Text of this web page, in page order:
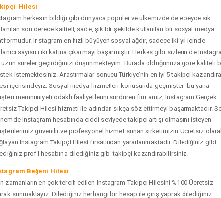
Hilesi
herkesin bildiği gibi dünyaca popüler ve ülkemizde de epeyce sık
son derece kaliteli, sade, şık bir şekilde kullanılan bir sosyal medya
Instagram en hızlı büyüyen sosyal ağdır, sadece iki yıl içinde
sayısını iki katına çıkarmayı başarmıştır. Herkes gibi sizlerin de
uzun süreler geçirdiğinizi düşünmekteyim. Burada olduğunuza göre kaliteli
istemektesiniz. Araştırmalar sonucu Türkiye’nin en iyi 5 takipçi
içerisindeyiz. Sosyal medya hizmetleri konusunda geçmişten bu yana
memnuniyeti odaklı faaliyetlerini sürdüren firmamız, Instagram Gerçek
Takipçi Hilesi hizmeti ile adından sıkça söz ettirmeyi başarmaktadır.
Instagram hesabında ciddi seviyede takipçi artışı olmasını isteyen
güvenilir ve profesyonel hizmet sunan şirketimizin Ücretsiz
Instagram Takipçi Hilesi fırsatından yararlanmaktadır. Dilediğiniz gibi
profil hesabına dilediğiniz gibi takipçi kazandırabilirsiniz.
Beğeni Hilesi
zamanların en çok tercih edilen Instagram Takipçi Hilesini %100 Ücretsiz
sunmaktayız. Dilediğiniz herhangi bir hesap ile giriş yaprak dilediğiniz